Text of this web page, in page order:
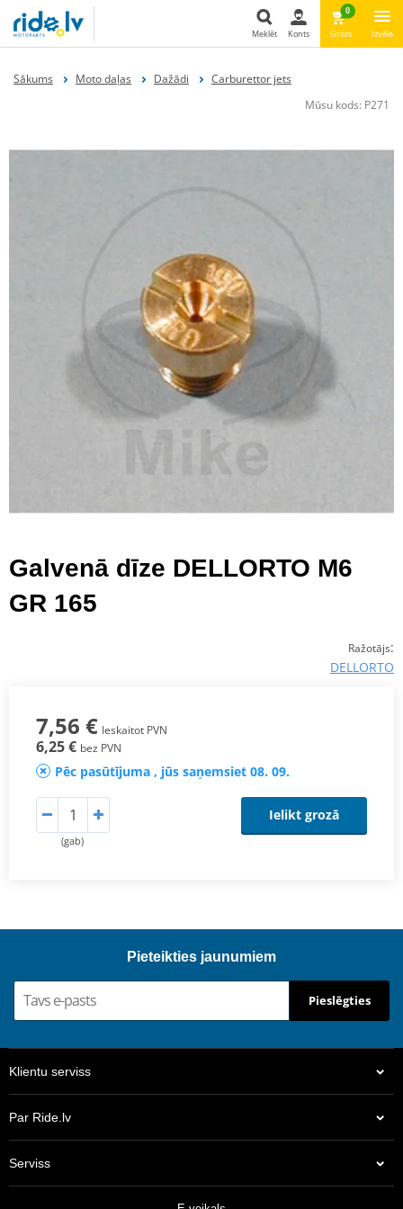
Meklēt Konts
0
Grozs Izvēle
Sākums Moto daļas Dažādi
Carburettor jets
Mūsu kods: P271
Galvenā dīze DELLORTO M6
GR 165
Ražotājs:
DELLORTO
7,56 € Ieskaitot PVN
6,25 € bez PVN
Pēc pasūtījuma , jūs saņemsiet 08. 09.
(gab)
Ielikt grozā
Pieteikties jaunumiem
Pieslēgties
Klientu serviss
Par Ride.lv
Serviss